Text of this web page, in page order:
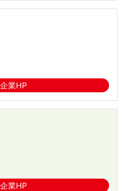
企業HP
企業HP